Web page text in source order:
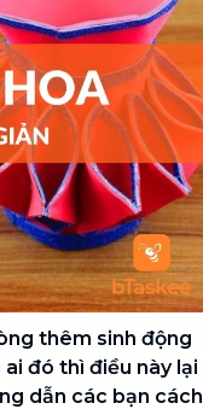
thêm sinh động
đó thì điều này lại
dẫn các bạn cách